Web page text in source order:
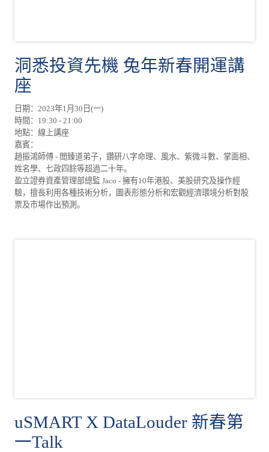
洞悉投資先機 兔年新春開運講
座
日期：2023年1月30日(一)
時間：19:30 - 21:00
地點：線上講座
嘉賓：
趙振鴻師傅 - 閭臻道弟子，鑽研八字命理、風水、紫微斗數、掌面相、
姓名學、七政四餘等超過二十年。
盈立證券資產管理部總監 Jaco - 擁有10年港股、美股研究及操作經
驗，擅長利用各種技術分析，圖表形態分析和宏觀經濟環境分析對股
票及市場作出預測。
uSMART X DataLouder 新春第
一Talk